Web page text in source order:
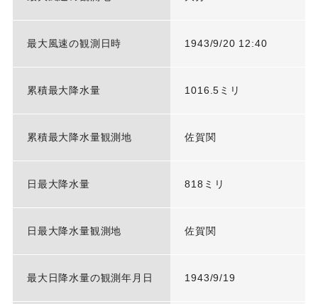
最大風速の観測日時 1943/9/20 12:40
累積最大降水量 1016.5ミリ
累積最大降水量観測地 佐賀関
日最大降水量 818ミリ
日最大降水量観測地 佐賀関
最大日降水量の観測年月日 1943/9/19